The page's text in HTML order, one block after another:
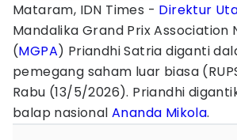
Mataram, IDN Times - Direktur
Mandalika Grand Prix Association
(MGPA) Priandhi Satria diganti
pemegang saham luar biasa
Rabu (13/5/2026). Priandhi
balap nasionalAnanda Mikola.